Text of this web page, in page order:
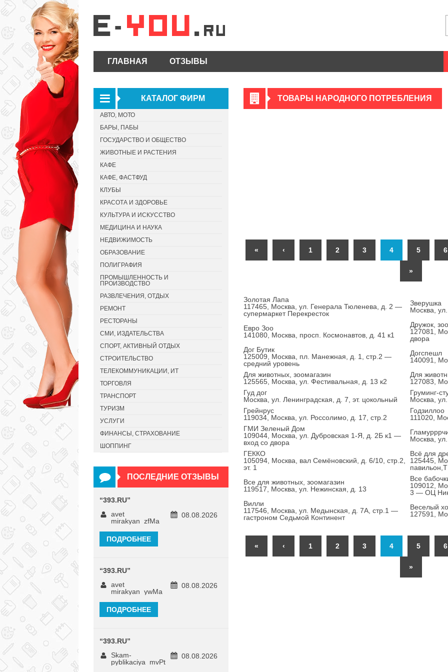
ГЛАВНАЯ ОТЗЫВЫ
ТОВАРЫ НАРОДНОГО ПОТРЕБЛЕНИЯ
« ‹ 1 2 3 4 5 6
»
Золотая Лапа
117465, Москва, ул. Генерала Тюленева, д. 2 —
супермаркет Перекресток
Зверушка
Москва,
Евро Зоо
141080, Москва, просп. Космонавтов, д. 41 к1
Дружок,
127081,
двора
Дог Бутик
125009, Москва, пл. Манежная, д. 1, стр.2 —
средний уровень
Догспешл
140091,
Для животных, зоомагазин
125565, Москва, ул. Фестивальная, д. 13 к2
Для
127083,
Гуд дог
Москва, ул. Ленинградская, д. 7, эт. цокольный
Груминг-
Москва,
Грейнрус
119034, Москва, ул. Россолимо, д. 17, стр.2
Годзиллоо
111020,
ГМИ Зеленый Дом
109044, Москва, ул. Дубровская 1-Я, д. 2Б к1 —
вход со двора
Москва,
ГЕККО
105094, Москва, вал Семёновский, д. 6/10, стр.2,
эт. 1
Всё для
125445,
Все для животных, зоомагазин
119517, Москва, ул. Нежинская, д. 13
Все
109012,
3 — ОЦ
Вилли
117546, Москва, ул. Медынская, д. 7А, стр.1 —
гастроном Седьмой Континент
Веселый
127591,
« ‹ 1 2 3 4 5 6
»
КАТАЛОГ ФИРМ
АВТО, МОТО
БАРЫ, ПАБЫ
ГОСУДАРСТВО И ОБЩЕСТВО
ЖИВОТНЫЕ И РАСТЕНИЯ
КАФЕ
КАФЕ, ФАСТФУД
КЛУБЫ
КРАСОТА И ЗДОРОВЬЕ
КУЛЬТУРА И ИСКУССТВО
МЕДИЦИНА И НАУКА
НЕДВИЖИМОСТЬ
ОБРАЗОВАНИЕ
ПОЛИГРАФИЯ
ПРОМЫШЛЕННОСТЬ И
ПРОИЗВОДСТВО
РАЗВЛЕЧЕНИЯ, ОТДЫХ
РЕМОНТ
РЕСТОРАНЫ
СМИ, ИЗДАТЕЛЬСТВА
СПОРТ, АКТИВНЫЙ ОТДЫХ
СТРОИТЕЛЬСТВО
ТЕЛЕКОММУНИКАЦИИ, ИТ
ТОРГОВЛЯ
ТРАНСПОРТ
ТУРИЗМ
УСЛУГИ
ФИНАНСЫ, СТРАХОВАНИЕ
ШОППИНГ
ПОСЛЕДНИЕ ОТЗЫВЫ
“393.RU”
08.08.2026
avet
mirakyan_zfMa
ПОДРОБНЕЕ
“393.RU”
08.08.2026
avet
mirakyan_ywMa
ПОДРОБНЕЕ
“393.RU”
08.08.2026
Skam-
pyblikaciya_mvPt